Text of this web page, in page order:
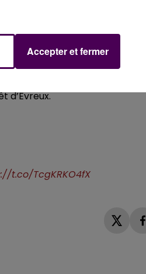
en contestant sa
sur de potentielles
aient quitté le domicile et
portés lors des faits
d’Evreux, le suspect a été
d’Évreux.
t.co/TcgKRKO4fX
Accepter et fermer